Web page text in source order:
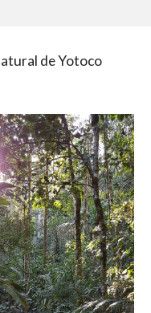
de Yotoco